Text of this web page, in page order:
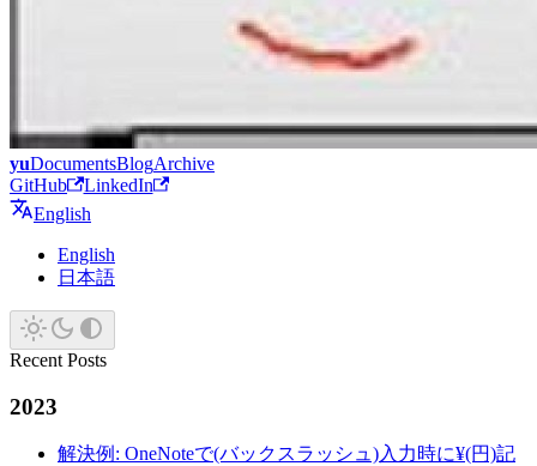
yuDocumentsBlogArchive
GitHub
LinkedIn
English
English
日本語
Recent Posts
2023
解決例: OneNoteで(バックスラッシュ)入力時に¥(円)記